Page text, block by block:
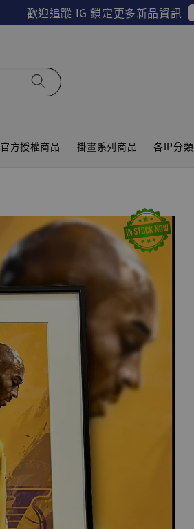
歡迎追蹤 IG 鎖定更多新品資訊
官方授權商品 掛畫系列商品 各IP分類